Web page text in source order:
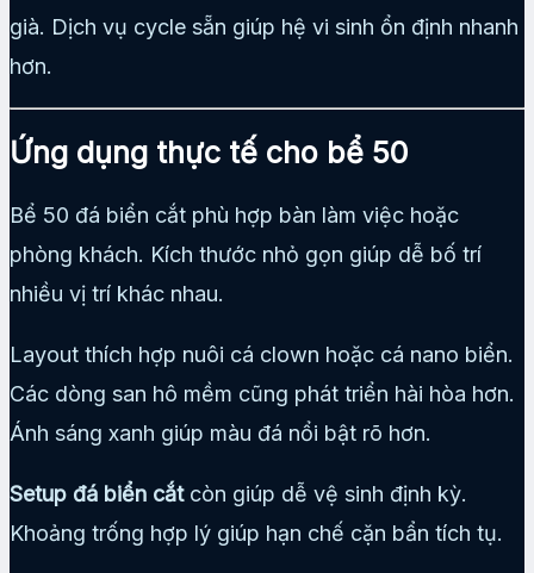
già. Dịch vụ cycle sẵn giúp hệ vi sinh ổn định nhanh
hơn.
Ứng dụng thực tế cho bể 50
Bể 50 đá biển cắt phù hợp bàn làm việc hoặc
phòng khách. Kích thước nhỏ gọn giúp dễ bố trí
nhiều vị trí khác nhau.
Layout thích hợp nuôi cá clown hoặc cá nano biển.
Các dòng san hô mềm cũng phát triển hài hòa hơn.
Ánh sáng xanh giúp màu đá nổi bật rõ hơn.
Setup đá biển cắtcòn giúp dễ vệ sinh định kỳ.
Khoảng trống hợp lý giúp hạn chế cặn bẩn tích tụ.